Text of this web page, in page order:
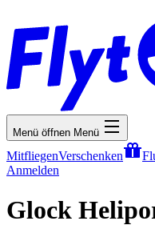
Menü öffnen Menü
MitfliegenVerschenken
Anmelden
Glock